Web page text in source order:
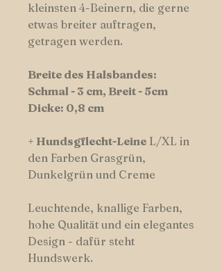
kleinsten 4-Beinern, die gerne
etwas breiter auftragen,
getragen werden.
Breite des Halsbandes:
Schmal - 3 cm, Breit - 5cm
Dicke: 0,8 cm
+ Hundsgflecht-Leine L/XL in
den Farben Grasgrün,
Dunkelgrün und Creme
Leuchtende, knallige Farben,
hohe Qualität und ein elegantes
Design - dafür steht
Hundswerk.